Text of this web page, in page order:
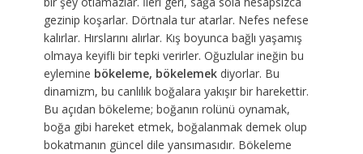
gezinip koşarlar. Dörtnala tur atarlar. Nefes nefese
kalırlar. Hırslarını alırlar. Kış boyunca bağlı yaşamış
olmaya keyifli bir tepki verirler. Oğuzlular ineğin bu
eylemine bökeleme, bökelemek diyorlar. Bu
dinamizm, bu canlılık boğalara yakışır bir harekettir.
Bu açıdan bökeleme; boğanın rolünü oynamak,
boğa gibi hareket etmek, boğalanmak demek olup
bokatmanın güncel dile yansımasıdır. Bökeleme